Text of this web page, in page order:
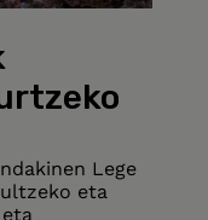
Lege
eta